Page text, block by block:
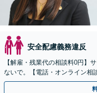
安全配慮義務違反
【解雇・残業代の相談料0円】
ないで。【電話・オンライン相